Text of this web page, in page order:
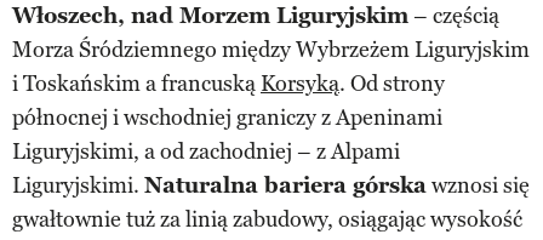
Włoszech, nad Morzem Liguryjskim– częścią
Morza Śródziemnego między Wybrzeżem Liguryjskim
i Toskańskim a francuską Korsyką. Od strony
północnej i wschodniej graniczy z Apeninami
Liguryjskimi, a od zachodniej – z Alpami
Liguryjskimi. Naturalna bariera górskawznosi się
gwałtownie tuż za linią zabudowy, osiągając wysokość